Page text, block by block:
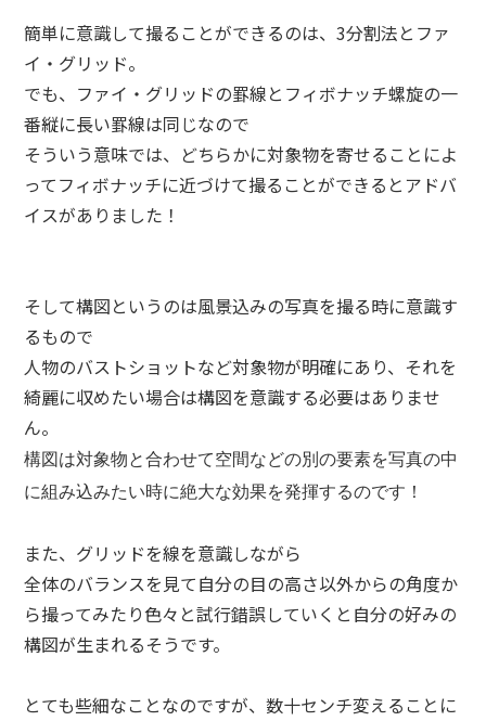
簡単に意識して撮ることができるのは、3分割法とファ
イ・グリッド。
でも、ファイ・グリッドの罫線とフィボナッチ螺旋の一
番縦に長い罫線は同じなので
そういう意味では、どちらかに対象物を寄せることによ
ってフィボナッチに近づけて撮ることができるとアドバ
イスがありました！
そして構図というのは風景込みの写真を撮る時に意識す
るもので
人物のバストショットなど対象物が明確にあり、それを
綺麗に収めたい場合は構図を意識する必要はありませ
ん。
構図は対象物と合わせて空間などの別の要素を写真の中
に組み込みたい時に絶大な効果を発揮するのです！
また、グリッドを線を意識しながら
全体のバランスを見て自分の目の高さ以外からの角度か
ら撮ってみたり色々と試行錯誤していくと自分の好みの
構図が生まれるそうです。
とても些細なことなのですが、数十センチ変えることに